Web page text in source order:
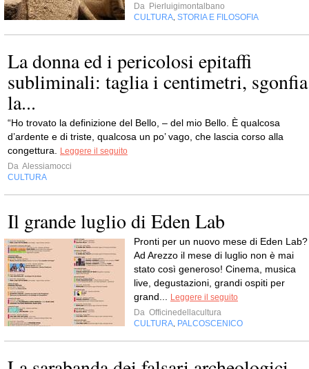
Da Pierluigimontalbano
CULTURA STORIA E FILOSOFIA
La donna ed i pericolosi epitaffi
subliminali: taglia i centimetri, sgonfia
la...
“Ho trovato la definizione del Bello, – del mio Bello. È qualcosa
d’ardente e di triste, qualcosa un po’ vago, che lascia corso alla
congettura.
Leggere il seguito
Da Alessiamocci
CULTURA
Il grande luglio di Eden Lab
Pronti per un nuovo mese di Eden Lab?
Ad Arezzo il mese di luglio non è mai
stato così generoso! Cinema, musica
live, degustazioni, grandi ospiti per
grand...
Leggere il seguito
Da Officinedellacultura
CULTURA PALCOSCENICO